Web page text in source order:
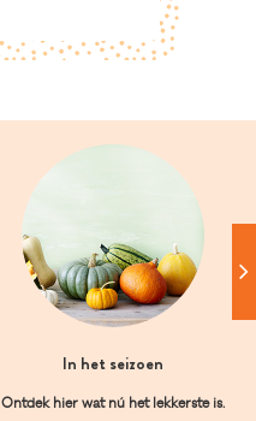
In het seizoen
Ontdek hier wat nú het lekkerste is.